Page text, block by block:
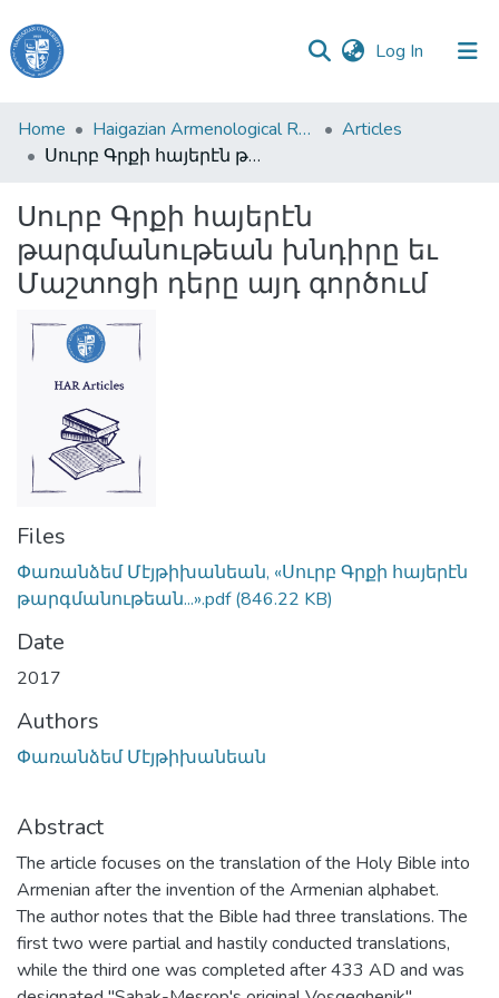
Log In (current)
Haigazian
University
&
Collections
All of DSpace
Home Haigazian Armenological Review
Articles
Սուրբ Գրքի հայերէն թարգմանութեան խնդիրը եւ Մաշտոցի դերը այդ գործում
Սուրբ Գրքի հայերէն
թարգմանութեան խնդիրը եւ
Մաշտոցի դերը այդ գործում
Files
Փառանձեմ Մէյթիխանեան, «Սուրբ Գրքի հայերէն
թարգմանութեան...».pdf(846.22 KB)
Date
2017
Authors
Փառանձեմ Մէյթիխանեան
Abstract
The article focuses on the translation of the Holy Bible into
Armenian after the invention of the Armenian alphabet.
The author notes that the Bible had three translations. The
first two were partial and hastily conducted translations,
while the third one was completed after 433 AD and was